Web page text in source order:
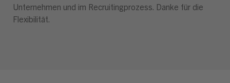
Unternehmen und im Recruitingprozess. Danke für die
Flexibilität.